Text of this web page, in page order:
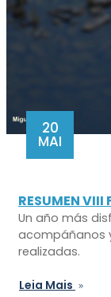
20
MAI
RESUMEN VIII
Un año más
acompáñanos
realizadas.
Leia Mais